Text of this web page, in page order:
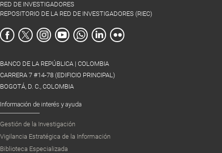
RED DE INVESTIGADORES
REPOSITORIO DE LA RED DE INVESTIGADORES (RIEC)
BANCO DE LA REPÚBLICA | COLOMBIA
CARRERA 7 #14-78 (EDIFICIO PRINCIPAL)
BOGOTÁ, D. C., COLOMBIA
Información de interés y ayuda
Gestión de la Investigación
Vigilancia Estratégica de la Información
Biblioteca Especializada